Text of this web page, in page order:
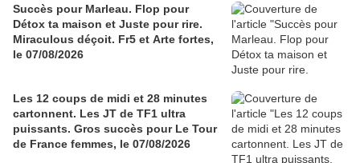
Succès pour Marleau. Flop pour
Détox ta maison et Juste pour rire.
Miraculous déçoit. Fr5 et Arte fortes,
le 07/08/2026
Les 12 coups de midi et 28 minutes
cartonnent. Les JT de TF1 ultra
puissants. Gros succès pour Le Tour
de France femmes, le 07/08/2026